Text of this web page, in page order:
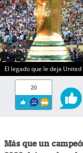
El legado que le deja
20
Más que un